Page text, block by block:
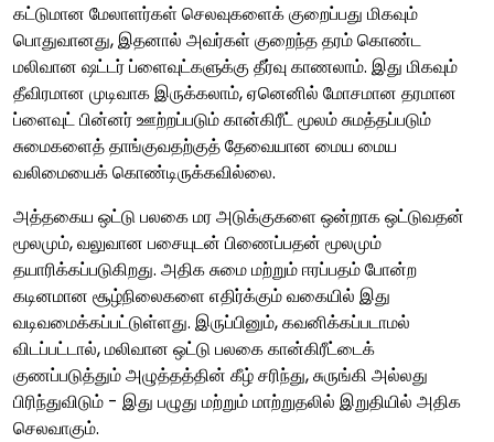
கட்டுமான மேலாளர்கள் செலவுகளைக் குறைப்பது மிகவும்
பொதுவானது, இதனால் அவர்கள் குறைந்த தரம் கொண்ட
மலிவான ஷட்டர் ப்ளைவுட்களுக்கு தீர்வு காணலாம். இது மிகவும்
தீவிரமான முடிவாக இருக்கலாம், ஏனெனில் மோசமான தரமான
ப்ளைவுட் பின்னர் ஊற்றப்படும் கான்கிரீட் மூலம் சுமத்தப்படும்
சுமைகளைத் தாங்குவதற்குத் தேவையான மைய மைய
வலிமையைக் கொண்டிருக்கவில்லை.
அத்தகைய ஒட்டு பலகை மர அடுக்குகளை ஒன்றாக ஒட்டுவதன்
மூலமும், வலுவான பசையுடன் பிணைப்பதன் மூலமும்
தயாரிக்கப்படுகிறது. அதிக சுமை மற்றும் ஈரப்பதம் போன்ற
கடினமான சூழ்நிலைகளை எதிர்க்கும் வகையில் இது
வடிவமைக்கப்பட்டுள்ளது. இருப்பினும், கவனிக்கப்படாமல்
விடப்பட்டால், மலிவான ஒட்டு பலகை கான்கிரீட்டைக்
குணப்படுத்தும் அழுத்தத்தின் கீழ் சரிந்து, சுருங்கி அல்லது
பிரிந்துவிடும் - இது பழுது மற்றும் மாற்றுதலில் இறுதியில் அதிக
செலவாகும்.